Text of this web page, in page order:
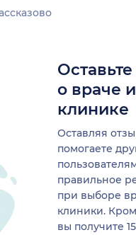
о враче
клинике
Оставляя
помогаете
правильное
при выборе
клиники.
вы получите